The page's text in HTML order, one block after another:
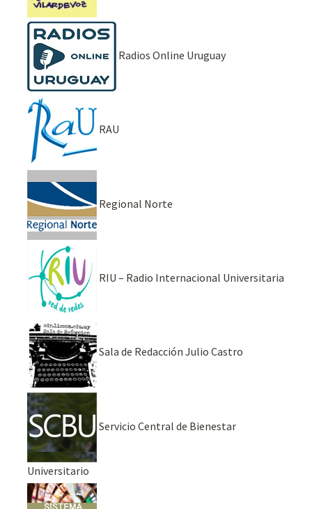
Radios Online Uruguay
RAU
Regional Norte
RIU – Radio Internacional Universitaria
Sala de Redacción Julio Castro
Servicio Central de Bienestar
Universitario